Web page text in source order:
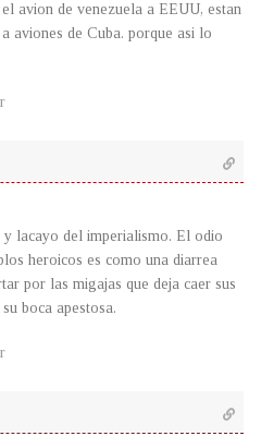
avion de venezuela a EEUU, estan
aviones de Cuba. porque asi lo
lacayo del imperialismo. El odio
heroicos es como una diarrea
por las migajas que deja caer sus
boca apestosa.